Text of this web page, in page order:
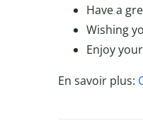
Have a
Wishing
Enjoy
En savoir plus: